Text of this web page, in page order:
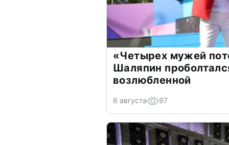
«Четырех мужей
Шаляпин
возлюбленной
6 августа 97